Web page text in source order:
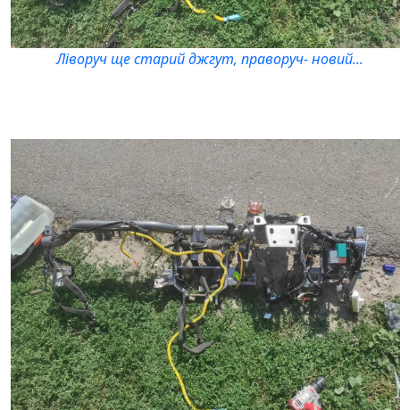
Ліворуч ще старий джгут, праворуч- новий...